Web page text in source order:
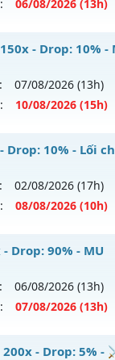
06/08/2026 (13h)
Ga Drop Cao
chủLONG VƯƠNG
- Drop: 10% -
07/08/2026 (13h)
10/08/2026 (15h)
- CÀY CUỐC PK
chủThánh Nữ
Drop: 10% - Lối
02/08/2026 (17h)
08/08/2026 (10h)
Classic đồ chuẩn
chủMuhanoi2-
Drop: 90% - MU
06/08/2026 (13h)
07/08/2026 (13h)
FREE ĐỒ
200x - Drop: 5% -